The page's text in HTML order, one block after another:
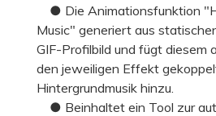
● Die Animationsfunktion
Music" generiert aus
GIF-Profilbild und fügt diesem
den jeweiligen Effekt
Hintergrundmusik hinzu.
● Beinhaltet ein Tool zur